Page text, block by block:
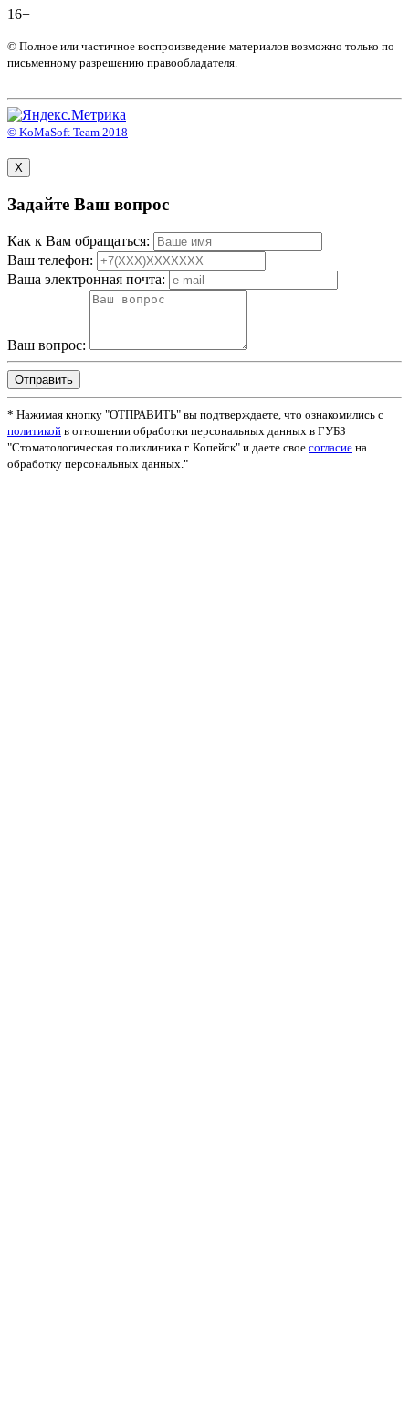
16+
© Полное или частичное воспроизведение материалов возможно только по
письменному разрешению правообладателя.
© KoMaSoft Team 2018
X
Задайте Ваш вопрос
Как к Вам обращаться:
Ваш телефон:
Ваша электронная почта:
Ваш вопрос:
* Нажимая кнопку "ОТПРАВИТЬ" вы подтверждаете, что ознакомились с
политикой в отношении обработки персональных данных в ГУБЗ
"Стоматологическая поликлиника г. Копейск" и даете свое согласие на
обработку персональных данных."